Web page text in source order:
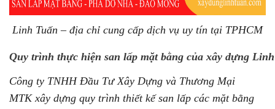
Linh Tuấn – địa chỉ cung cấp dịch vụ uy tín tại TPHCM
Quy trình thực hiện san lấp mặt bằng của xây dựng
Công ty TNHH Đầu Tư Xây Dựng và Thương Mại
MTK xây dựng quy trình thiết kế san lấp các mặt bằng